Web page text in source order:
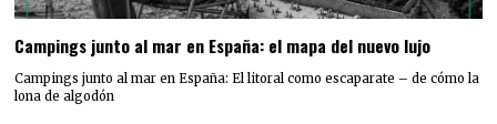
Campings junto al mar en España: el mapa del nuevo lujo
Campings junto al mar en España: El litoral como escaparate – de cómo la
lona de algodón